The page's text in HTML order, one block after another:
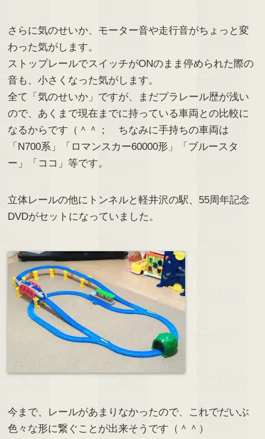
さらに気のせいか、モーター音や走行音がちょっと変
わった気がします。
ストップレールでスイッチがONのまま停められた際の
音も、小さくなった気がします。
全て「気のせいか」ですが、まだプラレール歴が浅い
ので、あくまで現在までに持っている車両との比較に
なるからです（＾＾； ちなみに手持ちの車両は
「N700系」「ロマンスカー60000形」「ブルースタ
ー」「ココ」等です。
立体レールの他にトンネルと軽井沢の駅、55周年記念
DVDがセットになっていました。
今まで、レールがあまりなかったので、これでだいぶ
色々な形に繋ぐことが出来そうです（＾＾）